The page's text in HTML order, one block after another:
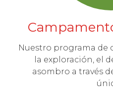
Nuestro programa de
la exploración, el
asombro a través